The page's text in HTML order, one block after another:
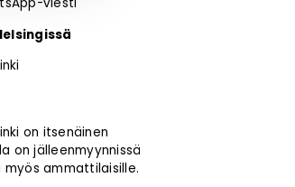
on itsenäinen
on jälleenmyynnissä
ammattilaisille.